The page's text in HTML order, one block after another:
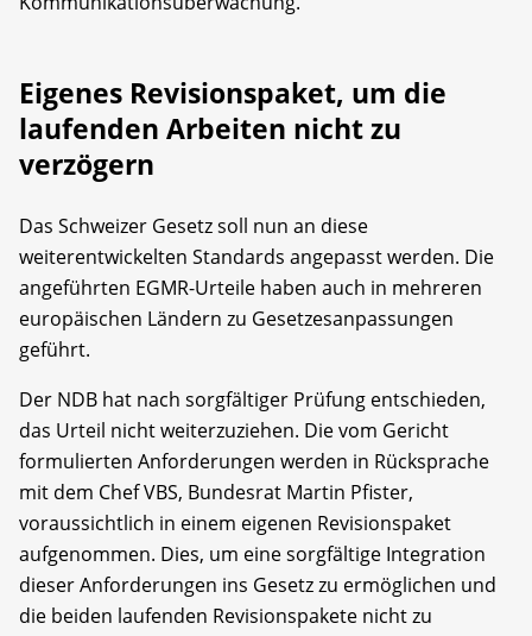
Eigenes Revisionspaket, um die
laufenden Arbeiten nicht zu
verzögern
Das Schweizer Gesetz soll nun an diese
weiterentwickelten Standards angepasst werden. Die
angeführten EGMR-Urteile haben auch in mehreren
europäischen Ländern zu Gesetzesanpassungen
geführt.
Der NDB hat nach sorgfältiger Prüfung entschieden,
das Urteil nicht weiterzuziehen. Die vom Gericht
formulierten Anforderungen werden in Rücksprache
mit dem Chef VBS, Bundesrat Martin Pfister,
voraussichtlich in einem eigenen Revisionspaket
aufgenommen. Dies, um eine sorgfältige Integration
dieser Anforderungen ins Gesetz zu ermöglichen und
die beiden laufenden Revisionspakete nicht zu